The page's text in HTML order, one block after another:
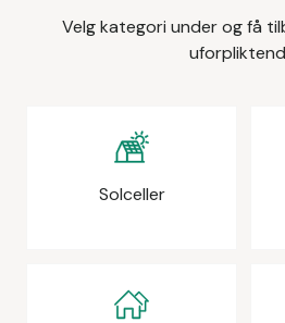
Velg kategori under og få
Solceller